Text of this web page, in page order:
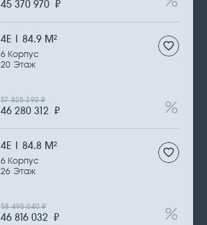
45 370 970 ₽
4Е | 84.9 М2
6 Корпус
20 Этаж
46 280 312 ₽
57 825 390₽
4Е | 84.8 М2
6 Корпус
26 Этаж
46 816 032 ₽
58 495 040₽